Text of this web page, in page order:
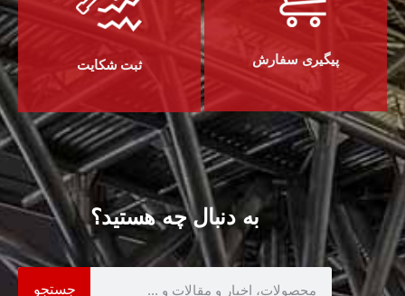
پیگیری سفارش ثبت شکایت
به دنبال چه هستید؟
جستجو